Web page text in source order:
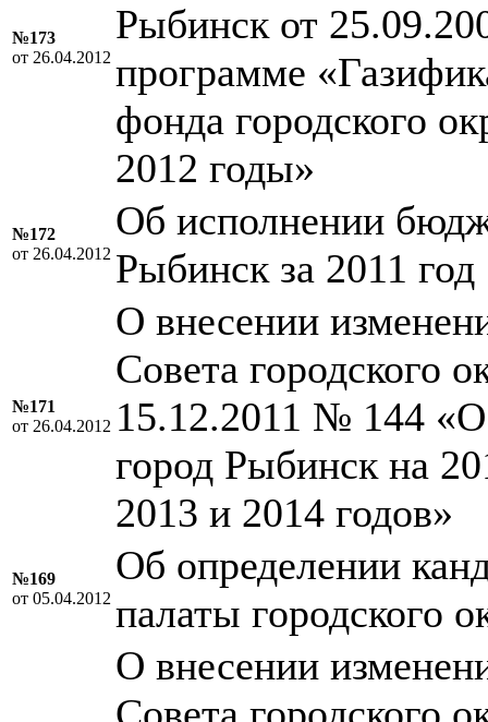
№173
от 26.04.2012
Рыбинск от
программе
фонда городского
2012 годы»
№172
от 26.04.2012
Об исполнении
Рыбинск за 2011 год
№171
от 26.04.2012
О внесении
Совета городского
15.12.2011 № 144 «О
город Рыбинск на
2013 и 2014 годов»
№169
от 05.04.2012
Об определении
палаты городского
О внесении